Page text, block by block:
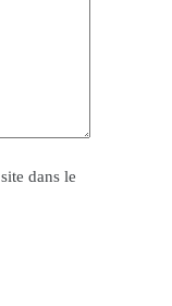
dans le